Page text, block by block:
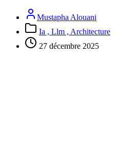
Mustapha Alouani
Ia , Llm , Architecture
27 décembre 2025